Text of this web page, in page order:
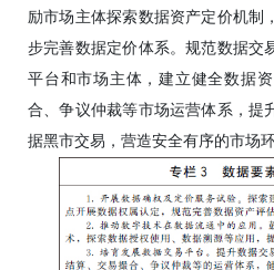
励市场主体探索数据资产定价机制
步完善数据定价体系。规范数据交
平台和市场主体，建立健全数据
合、争议仲裁等市场运营体系，提
据黑市交易，营造安全有序的市场环